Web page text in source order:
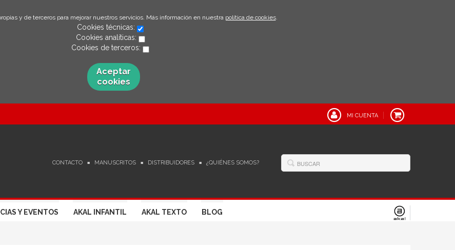
y de terceros para mejorar nuestros servicios. Más información en nuestra política de cookies.
Cookies técnicas:
Cookies analíticas:
Cookies de terceros:
Aceptar
cookies
MI CUENTA
CONTACTO MANUSCRITOS DISTRIBUIDORES ¿QUIÉNES SOMOS?
Y EVENTOS AKAL INFANTIL AKAL TEXTO BLOG